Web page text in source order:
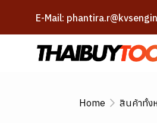
E-Mail:
Home สินค้าทั้ง